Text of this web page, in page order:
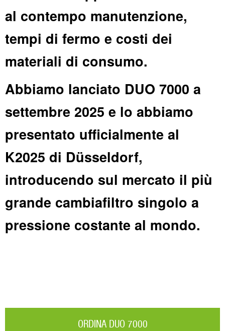
al contempo manutenzione,
tempi di fermo e costi dei
materiali di consumo.
Abbiamo lanciato DUO 7000 a
settembre 2025 e lo abbiamo
presentato ufficialmente al
K2025 di Düsseldorf,
introducendo sul mercato il più
grande cambiafiltro singolo a
pressione costante al mondo.
ORDINA DUO 7000